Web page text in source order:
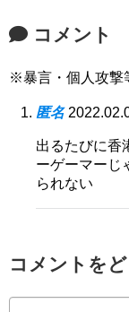
コメント
※暴言・個人攻撃
匿名
出るたびに香
ーゲーマーじ
られない
コメントを